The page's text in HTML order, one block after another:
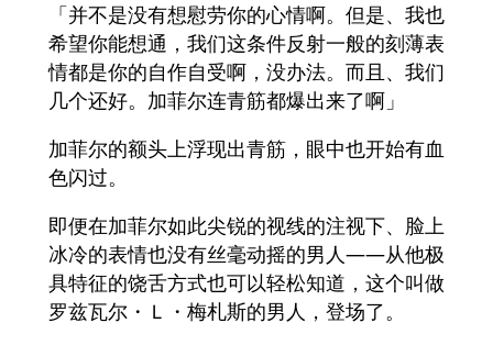
「并不是没有想慰劳你的心情啊。但是、我也
希望你能想通，我们这条件反射一般的刻薄表
情都是你的自作自受啊，没办法。而且、我们
几个还好。加菲尔连青筋都爆出来了啊」
加菲尔的额头上浮现出青筋，眼中也开始有血
色闪过。
即便在加菲尔如此尖锐的视线的注视下、脸上
冰冷的表情也没有丝毫动摇的男人――从他极
具特征的饶舌方式也可以轻松知道，这个叫做
罗兹瓦尔・Ｌ・梅札斯的男人，登场了。